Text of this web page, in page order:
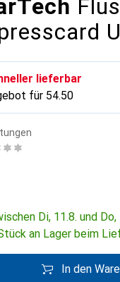
lieferbar
für CHF
54.50
Di, 11.8. und
an Lager beim
In den